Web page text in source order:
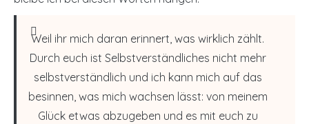
Weil ihr mich daran erinnert, was wirklich zählt.
Durch euch ist Selbstverständliches nicht mehr
selbstverständlich und ich kann mich auf das
besinnen, was mich wachsen lässt: von meinem
Glück etwas abzugeben und es mit euch zu